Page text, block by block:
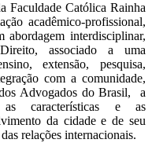
Faculdade Católica Rainha
acadêmico-profissional,
abordagem interdisciplinar,
associado a uma
extensão, pesquisa,
com a comunidade,
Advogados do Brasil, a
as características e as
da cidade e de seu
relações internacionais.